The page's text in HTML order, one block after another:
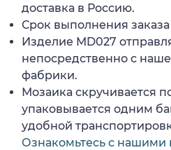
доставка в Россию.
Срок выполнения заказа
Изделие MD027
непосредственно с
фабрики.
Мозаика скручивается
упаковывается одним
удобной
Ознакомьтесь с нашими